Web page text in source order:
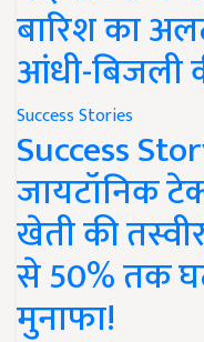
बारिश का
आंधी-बिजली
Success Stories
Success
जायटॉनिक
खेती की
से 50% तक
मुनाफा!